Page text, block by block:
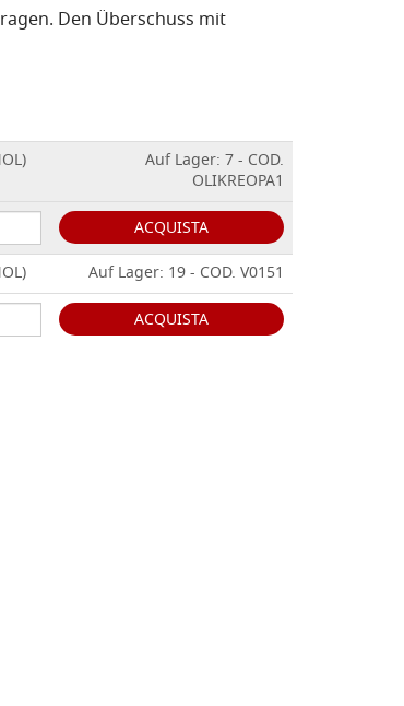
Den Überschuss mit
Auf Lager: 7 - COD.
OLIKREOPA1
ACQUISTA
Auf Lager: 19 - COD. V0151
ACQUISTA